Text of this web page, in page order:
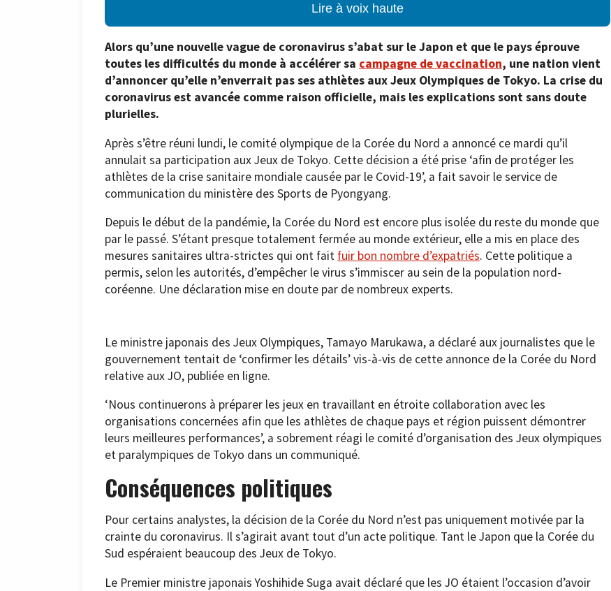
Lire à voix haute
Alors qu’une nouvelle vague de coronavirus s’abat sur le Japon et que le pays éprouve
toutes les difficultés du monde à accélérer sa campagne de vaccination, une nation vient
d’annoncer qu’elle n’enverrait pas ses athlètes aux Jeux Olympiques de Tokyo. La crise du
coronavirus est avancée comme raison officielle, mais les explications sont sans doute
plurielles.
Après s’être réuni lundi, le comité olympique de la Corée du Nord a annoncé ce mardi qu’il
annulait sa participation aux Jeux de Tokyo. Cette décision a été prise ‘afin de protéger les
athlètes de la crise sanitaire mondiale causée par le Covid-19’, a fait savoir le service de
communication du ministère des Sports de Pyongyang.
Depuis le début de la pandémie, la Corée du Nord est encore plus isolée du reste du monde que
par le passé. S’étant presque totalement fermée au monde extérieur, elle a mis en place des
mesures sanitaires ultra-strictes qui ont fait fuir bon nombre d’expatriés. Cette politique a
permis, selon les autorités, d’empêcher le virus s’immiscer au sein de la population nord-
coréenne. Une déclaration mise en doute par de nombreux experts.
Le ministre japonais des Jeux Olympiques, Tamayo Marukawa, a déclaré aux journalistes que le
gouvernement tentait de ‘confirmer les détails’ vis-à-vis de cette annonce de la Corée du Nord
relative aux JO, publiée en ligne.
‘Nous continuerons à préparer les jeux en travaillant en étroite collaboration avec les
organisations concernées afin que les athlètes de chaque pays et région puissent démontrer
leurs meilleures performances’, a sobrement réagi le comité d’organisation des Jeux olympiques
et paralympiques de Tokyo dans un communiqué.
Conséquences politiques
Pour certains analystes, la décision de la Corée du Nord n’est pas uniquement motivée par la
crainte du coronavirus. Il s’agirait avant tout d’un acte politique. Tant le Japon que la Corée du
Sud espéraient beaucoup des Jeux de Tokyo.
Le Premier ministre japonais Yoshihide Suga avait déclaré que les JO étaient l’occasion d’avoir